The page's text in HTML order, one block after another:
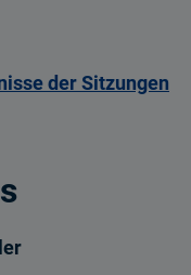
der Sitzungen